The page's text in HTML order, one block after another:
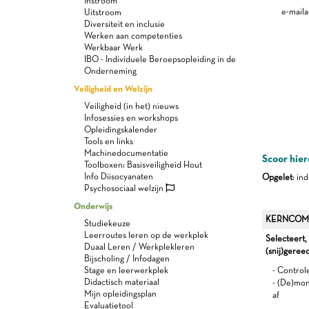
Uitstroom
Diversiteit en inclusie
Werken aan competenties
Werkbaar Werk
IBO - Individuele Beroepsopleiding in de
Onderneming
Veiligheid en Welzijn
Veiligheid (in het) nieuws
Infosessies en workshops
Opleidingskalender
Tools en links
Machinedocumentatie
Toolboxen: Basisveiligheid Hout
Info Diisocyanaten
Psychosociaal welzijn
Onderwijs
Studiekeuze
Leerroutes leren op de werkplek
Duaal Leren / Werkplekleren
Bijscholing / Infodagen
Stage en leerwerkplek
Didactisch materiaal
Mijn opleidingsplan
Evaluatietool
e-
Scoor
Opgelet:
-
-
af